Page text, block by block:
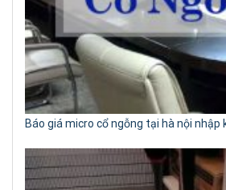
Báo giá micro cổ ngỗng tại hà nội nhập